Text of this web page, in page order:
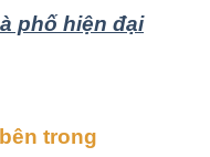
phố hiện đại
trong